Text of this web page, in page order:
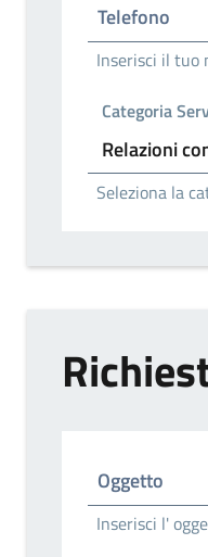
Telefono
Inserisci il tuo
Categoria
Seleziona la
Oggetto
Inserisci l'